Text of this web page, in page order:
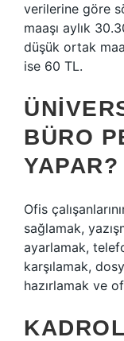
verilerine göre
maaşı aylık
düşük ortak
ise 60 TL.
BÜRO
YAPAR?
Ofis
sağlamak,
ayarlamak,
karşılamak,
hazırlamak ve